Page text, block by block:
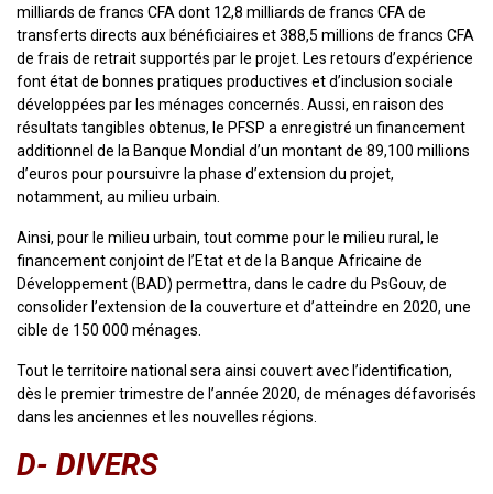
milliards de francs CFA dont 12,8 milliards de francs CFA de
transferts directs aux bénéficiaires et 388,5 millions de francs CFA
de frais de retrait supportés par le projet. Les retours d’expérience
font état de bonnes pratiques productives et d’inclusion sociale
développées par les ménages concernés. Aussi, en raison des
résultats tangibles obtenus, le PFSP a enregistré un financement
additionnel de la Banque Mondial d’un montant de 89,100 millions
d’euros pour poursuivre la phase d’extension du projet,
notamment, au milieu urbain.
Ainsi, pour le milieu urbain, tout comme pour le milieu rural, le
financement conjoint de l’Etat et de la Banque Africaine de
Développement (BAD) permettra, dans le cadre du PsGouv, de
consolider l’extension de la couverture et d’atteindre en 2020, une
cible de 150 000 ménages.
Tout le territoire national sera ainsi couvert avec l’identification,
dès le premier trimestre de l’année 2020, de ménages défavorisés
dans les anciennes et les nouvelles régions.
D- DIVERS